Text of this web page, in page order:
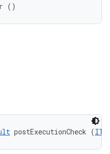
()
postExecutionCheck (